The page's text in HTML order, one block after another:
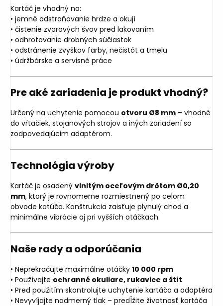
Kartáč je vhodný na:
• jemné odstraňovanie hrdze a okují
• čistenie zvarových švov pred lakovaním
• odhrotovanie drobných súčiastok
• odstránenie zvyškov farby, nečistôt a tmelu
• údržbárske a servisné práce
Pre aké zariadenia je produkt vhodný?
Určený na uchytenie pomocou otvoru Ø8 mm – vhodné
do vŕtačiek, stojanových strojov a iných zariadení so
zodpovedajúcim adaptérom.
Technológia výroby
Kartáč je osadený vlnitým oceľovým drôtom Ø0,20
mm, ktorý je rovnomerne rozmiestnený po celom
obvode kotúča. Konštrukcia zaisťuje plynulý chod a
minimálne vibrácie aj pri vyšších otáčkach.
Naše rady a odporúčania
• Neprekračujte maximálne otáčky 10 000 rpm
• Používajte ochranné okuliare, rukavice a štít
• Pred použitím skontrolujte uchytenie kartáča a adaptéra
• Nevyvíjajte nadmerný tlak – predĺžite životnosť kartáča